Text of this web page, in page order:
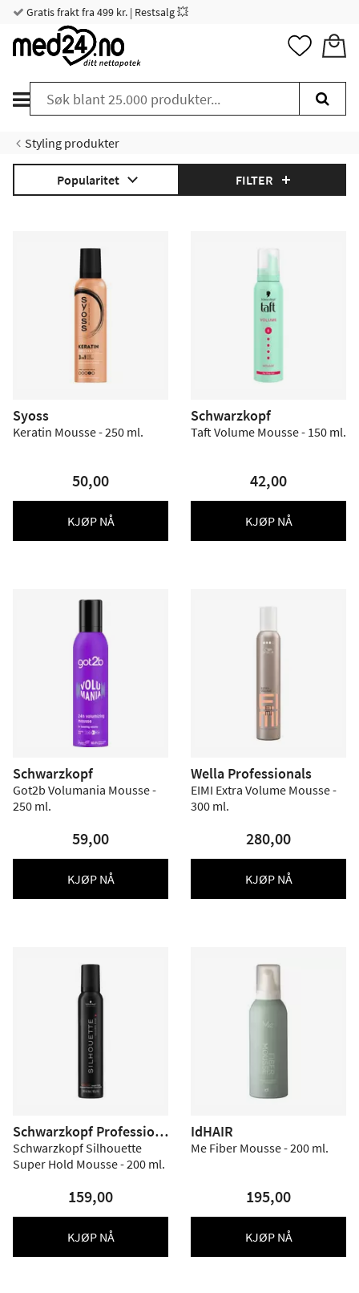
Gratis frakt fra 499 kr. | Restsalg 💥
Styling produkter
Popularitet FILTER
Syoss
Keratin Mousse - 250 ml.
50,00
KJØP NÅ
Schwarzkopf
Taft Volume Mousse - 150 ml.
42,00
KJØP NÅ
Schwarzkopf
Got2b Volumania Mousse -
250 ml.
59,00
KJØP NÅ
Wella Professionals
EIMI Extra Volume Mousse -
300 ml.
280,00
KJØP NÅ
Schwarzkopf Profession
al
Schwarzkopf Silhouette
Super Hold Mousse - 200 ml.
159,00
KJØP NÅ
IdHAIR
Me Fiber Mousse - 200 ml.
195,00
KJØP NÅ